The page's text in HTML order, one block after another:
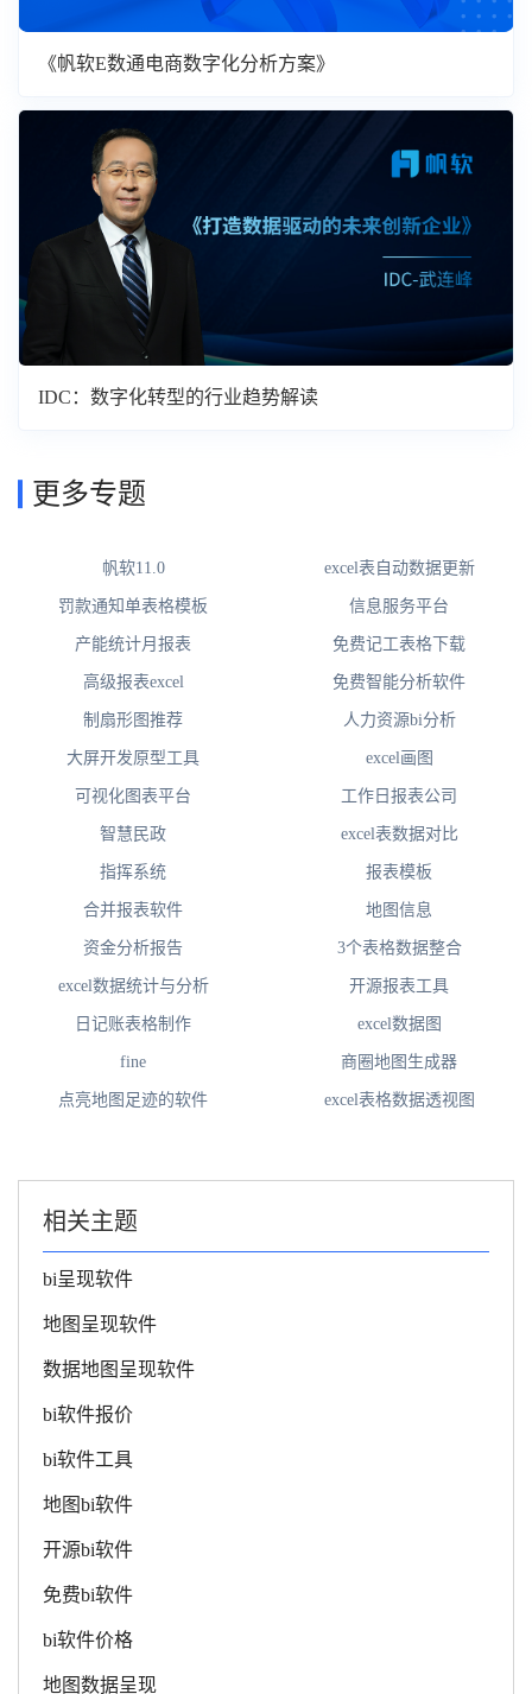
《帆软E数通电商数字化分析方案》
IDC：数字化转型的行业趋势解读
更多专题
帆软11.0 excel表自动数据更新
罚款通知单表格模板 信息服务平台
产能统计月报表 免费记工表格下载
高级报表excel 免费智能分析软件
制扇形图推荐 人力资源bi分析
大屏开发原型工具 excel画图
可视化图表平台 工作日报表公司
智慧民政 excel表数据对比
指挥系统 报表模板
合并报表软件 地图信息
资金分析报告 3个表格数据整合
excel数据统计与分析 开源报表工具
日记账表格制作 excel数据图
fine 商圈地图生成器
点亮地图足迹的软件 excel表格数据透视图
相关主题
bi呈现软件
地图呈现软件
数据地图呈现软件
bi软件报价
bi软件工具
地图bi软件
开源bi软件
免费bi软件
bi软件价格
地图数据呈现